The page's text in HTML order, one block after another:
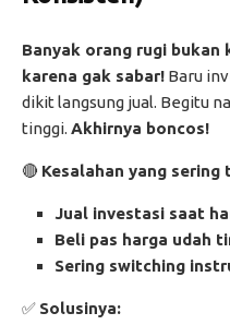
Banyak orang rugi
karena gak sabar! Baru
dikit langsung jual. Begitu
tinggi. Akhirnya boncos!
🔴 Kesalahan yang sering
Jual investasi saat
Beli pas harga udah
Sering switching
✅ Solusinya: